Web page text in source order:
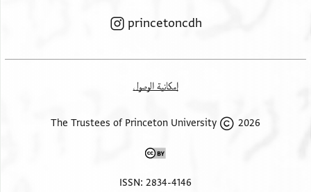
princetoncdh
إمكانية الوصول
2026 The Trustees of Princeton University
ISSN: 2834-4146